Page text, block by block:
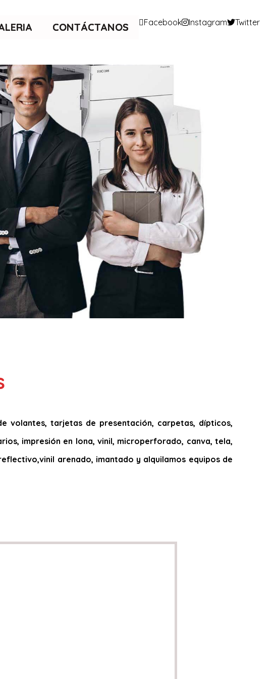
Facebook Instagram Twitter
CONTÁCTANOS
volantes, tarjetas de presentación, carpetas, dípticos,
impresión en lona, vinil, microperforado, canva, tela,
arenado, imantado y alquilamos equipos de